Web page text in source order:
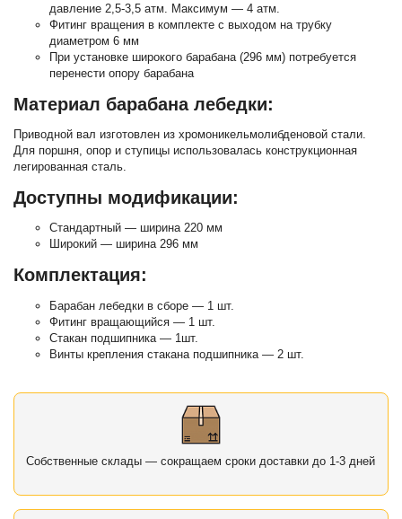
давление 2,5-3,5 атм. Максимум — 4 атм.
Фитинг вращения в комплекте с выходом на трубку
диаметром 6 мм
При установке широкого барабана (296 мм) потребуется
перенести опору барабана
Материал барабана лебедки:
Приводной вал изготовлен из хромоникельмолибденовой стали.
Для поршня, опор и ступицы использовалась конструкционная
легированная сталь.
Доступны модификации:
Стандартный — ширина 220 мм
Широкий — ширина 296 мм
Комплектация:
Барабан лебедки в сборе — 1 шт.
Фитинг вращающийся — 1 шт.
Стакан подшипника — 1шт.
Винты крепления стакана подшипника — 2 шт.
Собственные склады — сокращаем сроки доставки до 1-3 дней